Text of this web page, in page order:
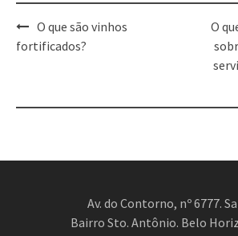
Post
navigation
O que são vinhos
fortificados?
O
Av. do Contorno, nº 6777.
Bairro Sto. Antônio. Belo